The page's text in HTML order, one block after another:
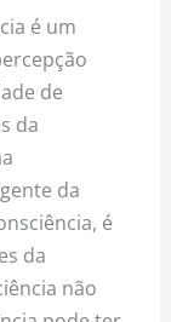
é um
de
da
da
é
da
não